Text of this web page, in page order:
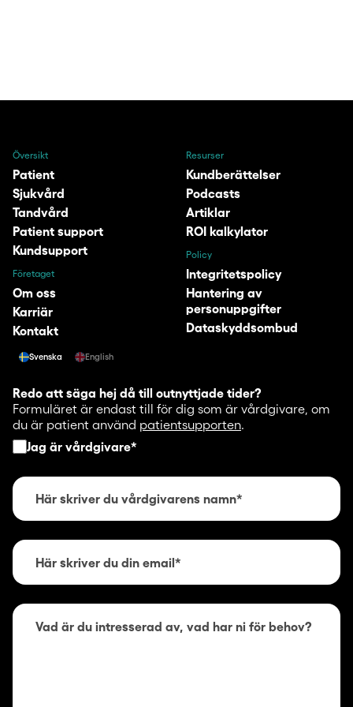
Översikt
Patient
Sjukvård
Tandvård
Patient support
Kundsupport
Företaget
Om oss
Karriär
Kontakt
Svenska English
Resurser
Kundberättelser
Podcasts
Artiklar
ROI kalkylator
Policy
Integritetspolicy
Hantering av
personuppgifter
Dataskyddsombud
Redo att säga hej då till outnyttjade tider?
Formuläret är endast till för dig som är vårdgivare, om
du är patient använd patientsupporten.
Jag är vårdgivare*